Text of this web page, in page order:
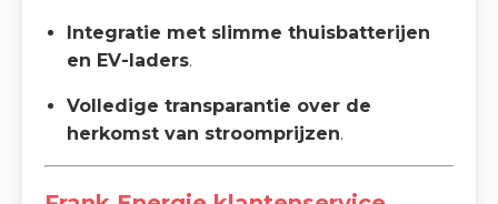
Integratie met slimme thuisbatterijen
en EV-laders.
Volledige transparantie over de
herkomst van stroomprijzen.